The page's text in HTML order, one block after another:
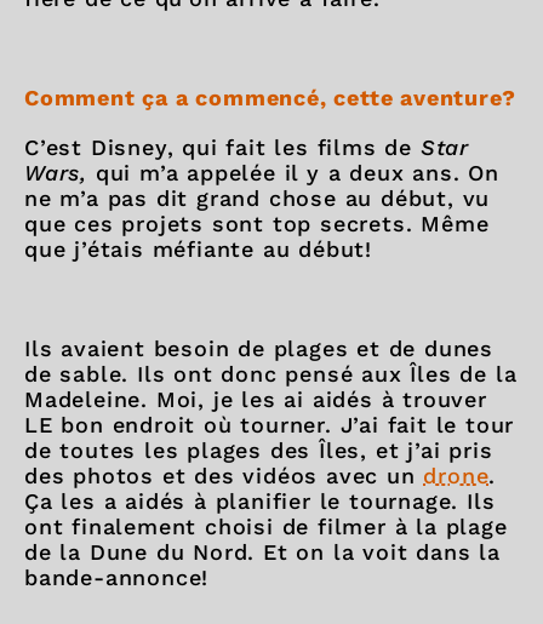
Comment ça a commencé, cette aventure?
C’est Disney, qui fait les films de Star
Wars, qui m’a appelée il y a deux ans. On
ne m’a pas dit grand chose au début, vu
que ces projets sont top secrets. Même
que j’étais méfiante au début!
Ils avaient besoin de plages et de dunes
de sable. Ils ont donc pensé aux Îles de la
Madeleine. Moi, je les ai aidés à trouver
LE bon endroit où tourner. J’ai fait le tour
de toutes les plages des Îles, et j’ai pris
des photos et des vidéos avec un drone.
Ça les a aidés à planifier le tournage. Ils
ont finalement choisi de filmer à la plage
de la Dune du Nord. Et on la voit dans la
bande-annonce!